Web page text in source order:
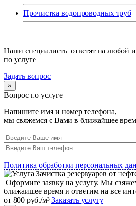
Прочистка водопроводных труб
Наши специалисты ответят на любой
по услуге
Задать вопрос
×
Вопрос по услуге
Напишите имя и номер телефона,
мы свяжемся с Вами в ближайшее
Политика обработки персональных
Оформите заявку на услугу. Мы
ближайшее время и ответим на все
от 800 руб./м³ Заказать услугу